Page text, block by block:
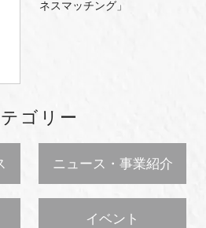
ネスマッチング」
ゴリー
ニュース・事業紹介
イベント